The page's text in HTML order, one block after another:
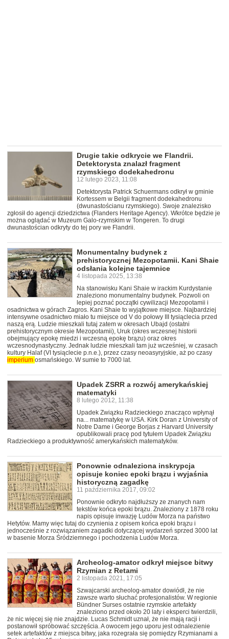
Drugie takie odkrycie we Flandrii.
Detektorysta znalazł fragment
rzymskiego dodekahedronu
12 lutego 2023, 11:08
Detektorysta Patrick Schuermans odkrył w gminie
Kortessem w Belgii fragment dodekahedronu
(dwunastościanu rzymskiego). Swoje znalezisko
zgłosił do agencji dziedzictwa (Flanders Heritage Agency). Wkrótce będzie je
można oglądać w Muzeum Galo-rzymskim w Tongeren. To drugi
dwunastościan odkryty do tej pory we Flandrii.
Monumentalny budynek z
prehistorycznej Mezopotamii. Kani Shaie
odsłania kolejne tajemnice
4 listopada 2025, 13:38
Na stanowisku Kani Shaie w irackim Kurdystanie
znaleziono monumentalny budynek. Pozwoli on
lepiej poznać początki cywilizacji Mezopotamii i
osadnictwa w górach Zagros. Kani Shaie to wyjątkowe miejsce. Najbardziej
intensywne osadnictwo miało tu miejsce od V do połowy III tysiąclecia przed
naszą erą. Ludzie mieszkali tutaj zatem w okresach Ubajd (ostatni
prehistorycznym okresie Mezopotamii), Uruk (okres wczesnej historii
obejmujący epokę miedzi i wczesną epokę brązu) oraz okres
wczesnodynastyczny. Jednak ludzie mieszkali tam już wcześniej, w czasach
kultury Halaf (VI tysiąclecie p.n.e.), przez czasy neoasyryjskie, aż po czasy
imperium osmańskiego. W sumie to 7000 lat.
Upadek ZSRR a rozwój amerykańskiej
matematyki
8 lutego 2012, 11:38
Upadek Związku Radzieckiego znacząco wpłynął
na... matematykę w USA. Kirk Doran z University of
Notre Dame i George Borjas z Harvard University
opublikowali pracę pod tytułem Upadek Związku
Radzieckiego a produktywność amerykańskich matematyków.
Ponownie odnaleziona inskrypcja
opisuje koniec epoki brązu i wyjaśnia
historyczną zagadkę
11 października 2017, 09:02
Ponownie odkryto najdłuższy ze znanych nam
tekstów końca epoki brązu. Znaleziony z 1878 roku
napis opisuje inwazję Ludów Morza na państwo
Hetytów. Mamy więc tutaj do czynienia z opisem końca epoki brązu i
jednocześnie z rozwiązaniem zagadki dotyczącej wydarzeń sprzed 3000 lat
w basenie Morza Śródziemnego i pochodzenia Ludów Morza.
Archeolog-amator odkrył miejsce bitwy
Rzymian z Retami
2 listopada 2021, 17:05
Szwajcarski archeolog-amator dowiódł, że nie
zawsze warto słuchać profesjonalistów. W regionie
Bündner Surses ostatnie rzymskie artefakty
znaleziono przed około 20 laty i eksperci twierdzili,
że nic więcej się nie znajdzie. Lucas Schmidt uznał, że nie mają racji i
postanowił spróbować szczęścia. A owocem jego uporu jest odnalezienie
setek artefaktów z miejsca bitwy, jaka rozegrała się pomiędzy Rzymianami a